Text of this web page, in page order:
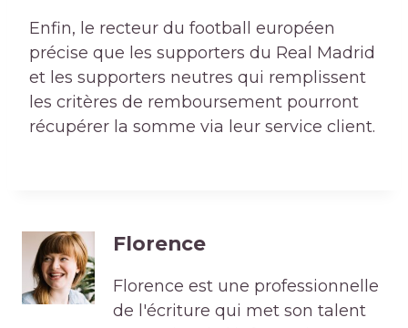
Enfin, le recteur du football européen
précise que les supporters du Real Madrid
et les supporters neutres qui remplissent
les critères de remboursement pourront
récupérer la somme via leur service client.
Florence
Florence est une professionnelle
de l'écriture qui met son talent